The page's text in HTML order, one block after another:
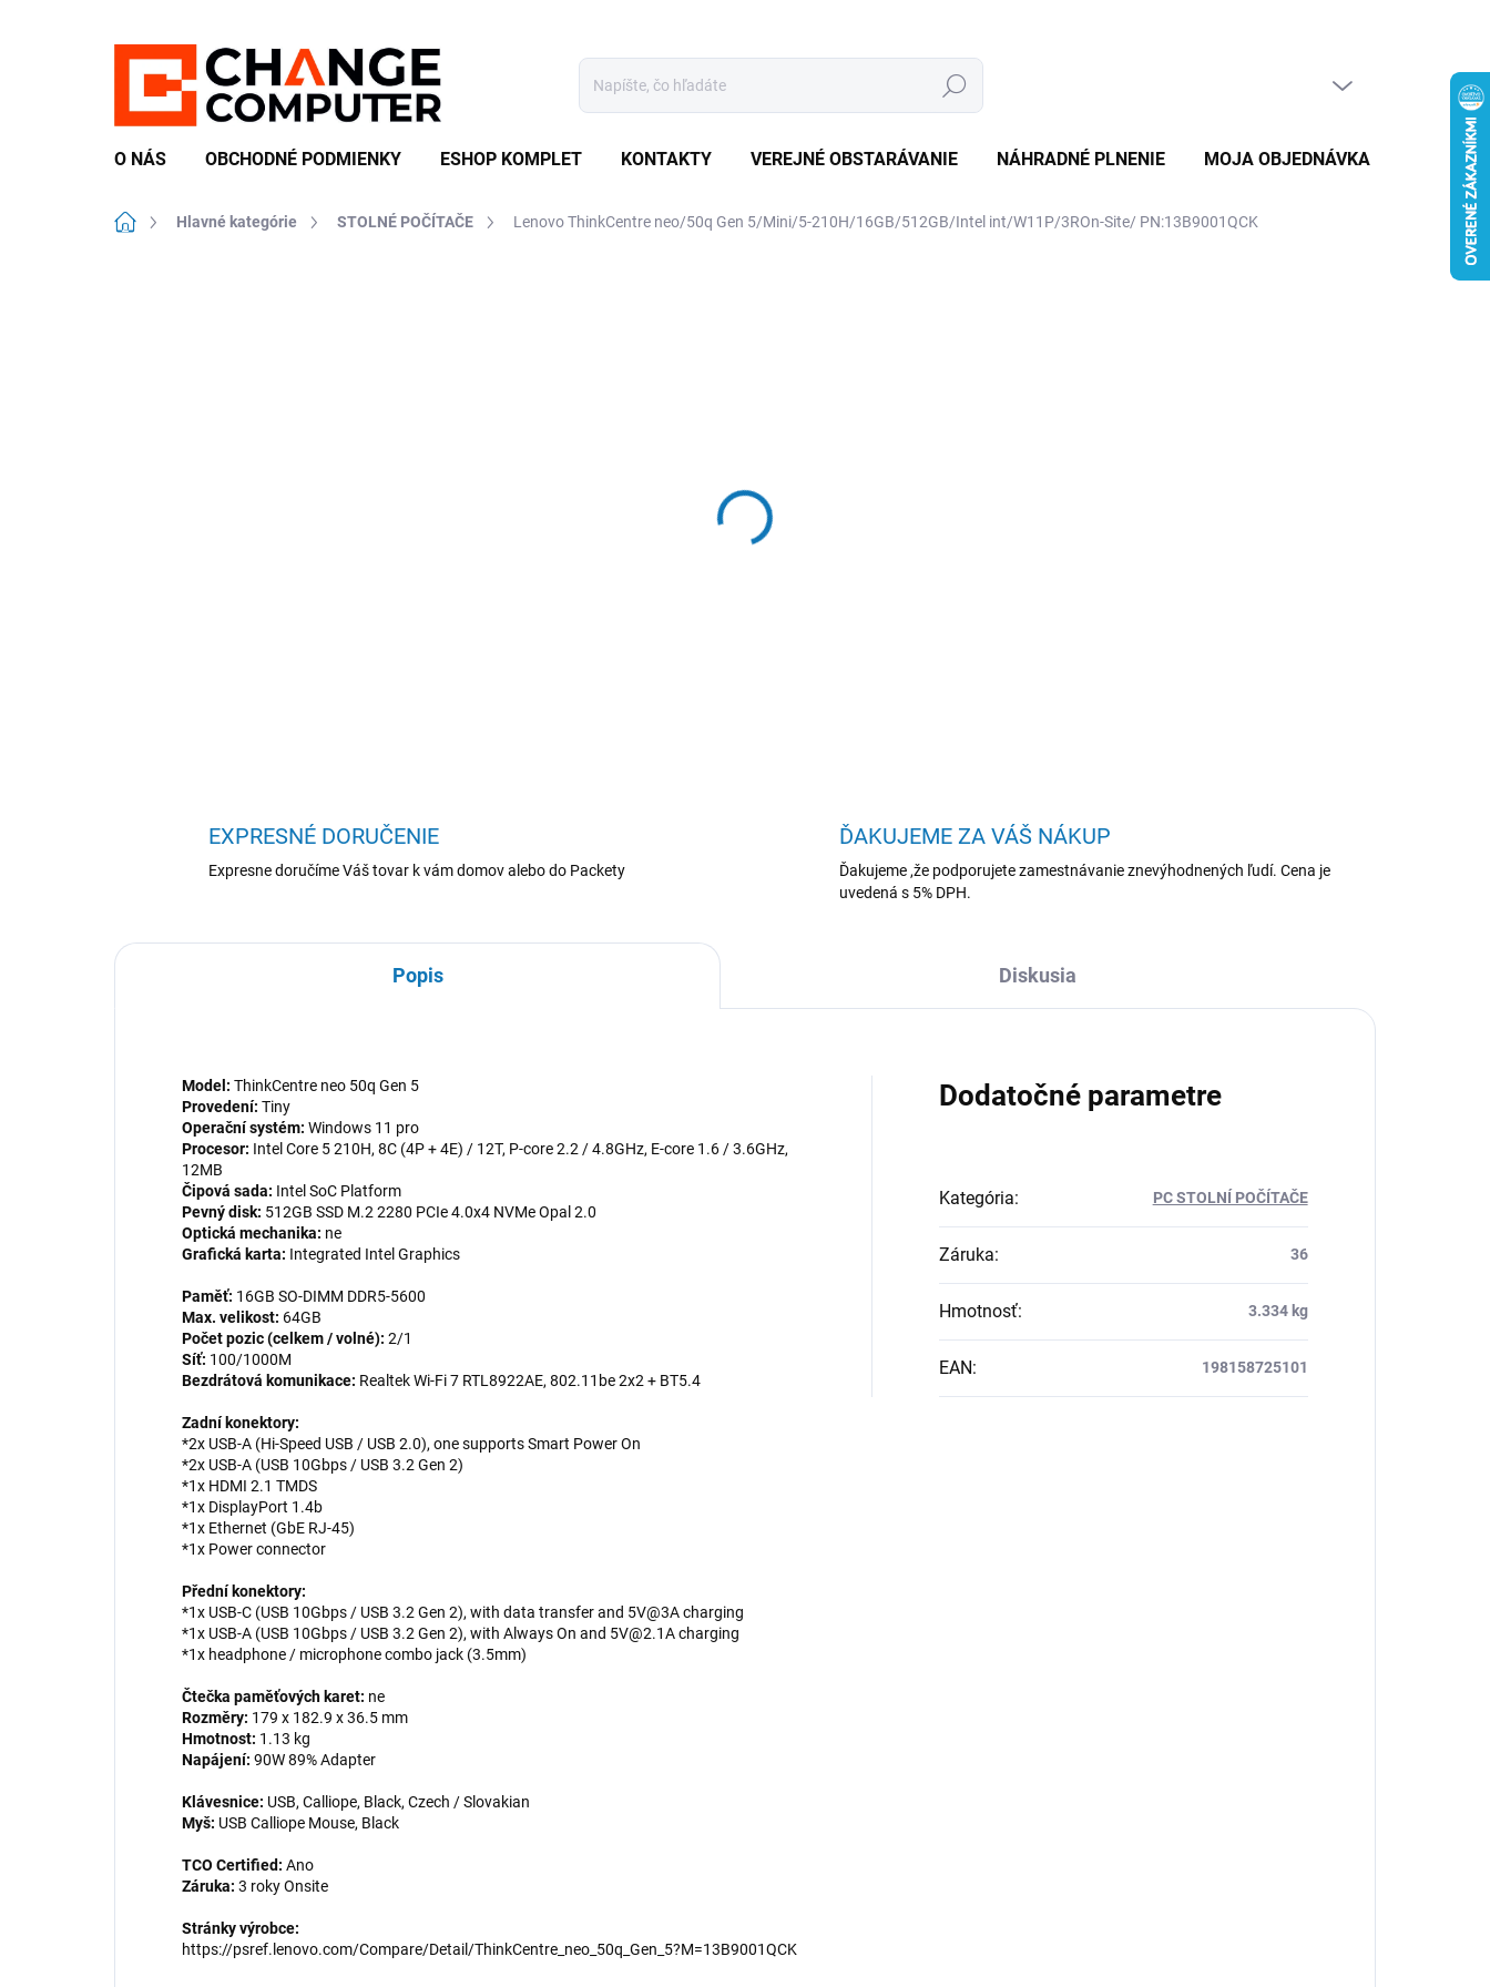
Hľadať
O NÁS OBCHODNÉ PODMIENKY ESHOP KOMPLET KONTAKTY VEREJNÉ OBSTARÁVANIE NÁHRADNÉ PLNENIE MOJA OBJEDNÁVKA ZNAČKY
DomovHlavné kategórie STOLNÉ POČÍTAČE Lenovo ThinkCentre neo/50q Gen 5/Mini/5-210H/16GB/512GB/Intel int/W11P/3ROn-Site/ PN:13B9001QCK
EXPRESNÉ DORUČENIE
Expresne doručíme Váš tovar k vám domov alebo do Packety
ĎAKUJEME ZA VÁŠ NÁKUP
Ďakujeme ,že podporujete zamestnávanie znevýhodnených ľudí. Cena je
uvedená s 5% DPH.
Popis Diskusia
Model: ThinkCentre neo 50q Gen 5
Provedení: Tiny
Operační systém: Windows 11 pro
Procesor: Intel Core 5 210H, 8C (4P + 4E) / 12T, P-core 2.2 / 4.8GHz, E-core 1.6 / 3.6GHz,
12MB
Čipová sada: Intel SoC Platform
Pevný disk: 512GB SSD M.2 2280 PCIe 4.0x4 NVMe Opal 2.0
Optická mechanika: ne
Grafická karta: Integrated Intel Graphics
Paměť: 16GB SO-DIMM DDR5-5600
Max. velikost: 64GB
Počet pozic (celkem / volné): 2/1
Síť: 100/1000M
Bezdrátová komunikace: Realtek Wi-Fi 7 RTL8922AE, 802.11be 2x2 + BT5.4
Zadní konektory:
*2x USB-A (Hi-Speed USB / USB 2.0), one supports Smart Power On
*2x USB-A (USB 10Gbps / USB 3.2 Gen 2)
*1x HDMI 2.1 TMDS
*1x DisplayPort 1.4b
*1x Ethernet (GbE RJ-45)
*1x Power connector
Přední konektory:
*1x USB-C (USB 10Gbps / USB 3.2 Gen 2), with data transfer and 5V@3A charging
*1x USB-A (USB 10Gbps / USB 3.2 Gen 2), with Always On and 5V@2.1A charging
*1x headphone / microphone combo jack (3.5mm)
Čtečka paměťových karet: ne
Rozměry: 179 x 182.9 x 36.5 mm
Hmotnost: 1.13 kg
Napájení: 90W 89% Adapter
Klávesnice: USB, Calliope, Black, Czech / Slovakian
Myš: USB Calliope Mouse, Black
TCO Certified: Ano
Záruka: 3 roky Onsite
Stránky výrobce:
https://psref.lenovo.com/Compare/Detail/ThinkCentre_neo_50q_Gen_5?M=13B9001QCK
Dodatočné parametre
Kategória: PC STOLNÍ POČÍTAČE
Záruka: 36
Hmotnosť: 3.334 kg
EAN: 198158725101